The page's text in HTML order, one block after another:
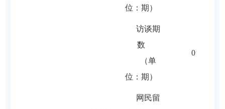
位：期）
访谈期
数
（单
位：期）
0
网民留